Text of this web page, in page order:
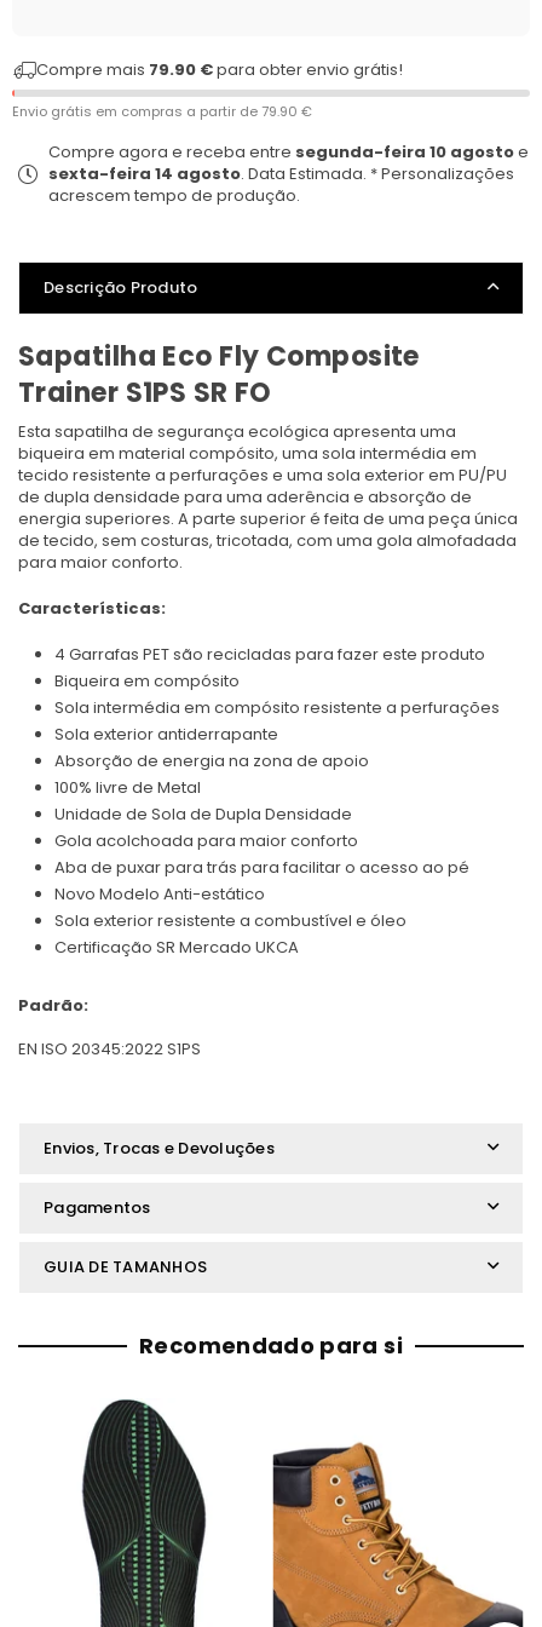
Compre mais 79.90 €para obter envio grátis!
Envio grátis em compras a partir de79.90 €
Compre agora e receba entre segunda-feira 10 agostoe
sexta-feira 14 agosto. Data Estimada. * Personalizações
acrescem tempo de produção.
Descrição Produto
Sapatilha Eco Fly Composite
Trainer S1PS SR FO
Esta sapatilha de segurança ecológica apresenta uma
biqueira em material compósito, uma sola intermédia em
tecido resistente a perfurações e uma sola exterior em PU/PU
de dupla densidade para uma aderência e absorção de
energia superiores. A parte superior é feita de uma peça única
de tecido, sem costuras, tricotada, com uma gola almofadada
para maior conforto.
Características:
4 Garrafas PET são recicladas para fazer este produto
Biqueira em compósito
Sola intermédia em compósito resistente a perfurações
Sola exterior antiderrapante
Absorção de energia na zona de apoio
100% livre de Metal
Unidade de Sola de Dupla Densidade
Gola acolchoada para maior conforto
Aba de puxar para trás para facilitar o acesso ao pé
Novo Modelo Anti-estático
Sola exterior resistente a combustível e óleo
Certificação SR Mercado UKCA
Padrão:
EN ISO 20345:2022 S1PS
Envios, Trocas e Devoluções
Pagamentos
GUIA DE TAMANHOS
Recomendado para si